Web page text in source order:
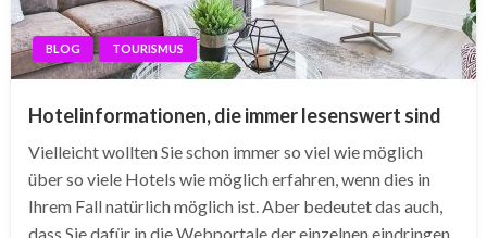
BLOG TOURISMUS
Hotelinformationen, die immer lesenswert sind
Vielleicht wollten Sie schon immer so viel wie möglich
über so viele Hotels wie möglich erfahren, wenn dies in
Ihrem Fall natürlich möglich ist. Aber bedeutet das auch,
dass Sie dafür in die Webportale der einzelnen eindringen